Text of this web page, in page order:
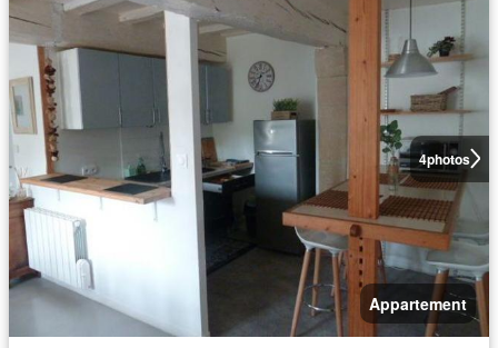
4photos
Appartement